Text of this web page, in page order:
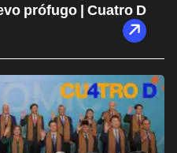
prófugo | Cuatro D